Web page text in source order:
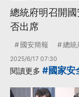
總統府明召開
否出席
國安簡報 總統
2025/6/17 07:30
閱讀更多 #國家安